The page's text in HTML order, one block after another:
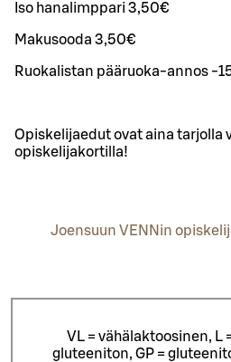
Iso hanalimppari 3,50€
Makusooda 3,50€
Ruokalistan pääruoka-annos -
Opiskelijaedut ovat aina tarjolla
opiskelijakortilla!
Joensuun VENNin
VL = vähälaktoosinen, L
gluteeniton, GP =